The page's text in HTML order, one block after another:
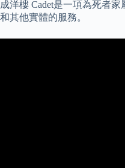
成洋樓 Cadet是一項為死者
和其他實體的服務。